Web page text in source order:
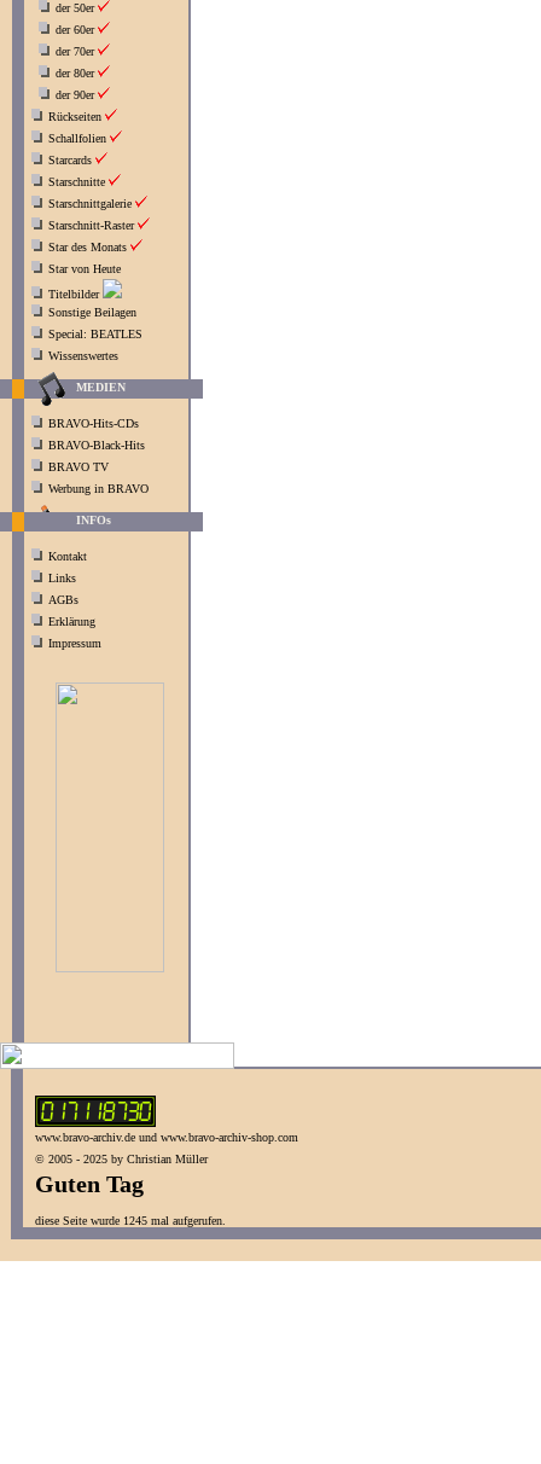
der 50er
der 60er
der 70er
der 80er
der 90er
Rückseiten
Schallfolien
Starcards
Starschnitte
Starschnittgalerie
Starschnitt-Raster
Star des Monats
Star von Heute
Titelbilder
Sonstige Beilagen
Special: BEATLES
Wissenswertes
MEDIEN
BRAVO-Hits-CDs
BRAVO-Black-Hits
BRAVO TV
Werbung in BRAVO
INFOs
Kontakt
Links
AGBs
Erklärung
Impressum
www.bravo-archiv.de und www.bravo-archiv-shop.com
© 2005 - 2025 by Christian Müller
Guten Tag
diese Seite wurde 1245 mal aufgerufen.